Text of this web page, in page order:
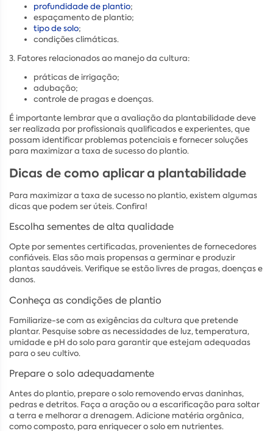
profundidade de plantio;
espaçamento de plantio;
tipo de solo;
condições climáticas.
3. Fatores relacionados ao manejo da cultura:
práticas de irrigação;
adubação;
controle de pragas e doenças.
É importante lembrar que a avaliação da plantabilidade deve
ser realizada por profissionais qualificados e experientes, que
possam identificar problemas potenciais e fornecer soluções
para maximizar a taxa de sucesso do plantio.
Dicas de como aplicar a plantabilidade
Para maximizar a taxa de sucesso no plantio, existem algumas
dicas que podem ser úteis. Confira!
Escolha sementes de alta qualidade
Opte por sementes certificadas, provenientes de fornecedores
confiáveis. Elas são mais propensas a germinar e produzir
plantas saudáveis. Verifique se estão livres de pragas, doenças e
danos.
Conheça as condições de plantio
Familiarize-se com as exigências da cultura que pretende
plantar. Pesquise sobre as necessidades de luz, temperatura,
umidade e pH do solo para garantir que estejam adequadas
para o seu cultivo.
Prepare o solo adequadamente
Antes do plantio, prepare o solo removendo ervas daninhas,
pedras e detritos. Faça a aração ou a escarificação para soltar
a terra e melhorar a drenagem. Adicione matéria orgânica,
como composto, para enriquecer o solo em nutrientes.